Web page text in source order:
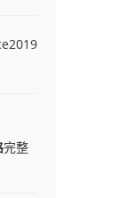
完整